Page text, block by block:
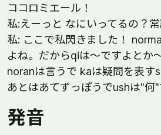
ココロミエール！
私:えーっと なにいってるの？
私: ここで私閃きました！
よね。だからqiは～ですよとか
noranは言うで kaは疑問を表す
あとはあてずっぽうでushは"何"
発音